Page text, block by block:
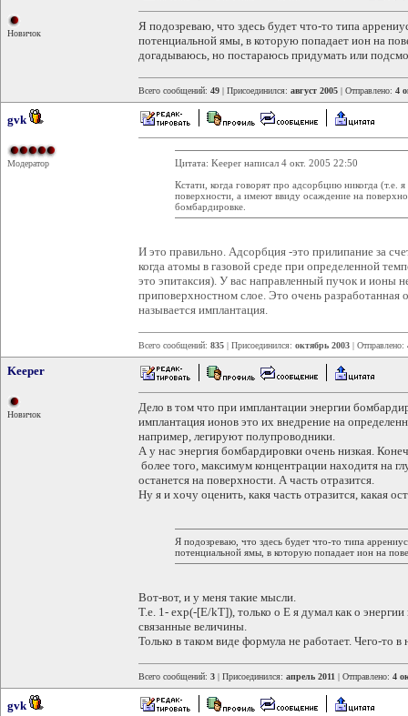
Новичок
Я подозреваю, что здесь будет что-то типа
потенциальной ямы, в которую попадает ион на
догадываюсь, но постараюсь придумать или
Всего сообщений: 49 | Присоединился: август 2005 | Отправлено: 4
gvk
Модератор
Цитата: Keeper написал 4 окт. 2005 22:50
Кстати, когда говорят про адсорбцию никогда (т.е.
поверхности, а имеют ввиду осаждение на
бомбардировке.
И это правильно. Адсорбция -это прилипание за
когда атомы в газовой среде при определенной
это эпитаксия). У вас направленный пучок и ионы
приповерхностном слое. Это очень разработанная
называется имплантация.
Всего сообщений: 835 | Присоединился: октябрь 2003 | Отправлено:
Keeper
Новичок
Дело в том что при имплантации энергии
имплантация ионов это их внедрение на
например, легируют полупроводники.
А у нас энергия бомбардировки очень низкая.
более того, максимум концентрации находитя на
останется на поверхности. А часть отразится.
Ну я и хочу оценить, какя часть отразится, какая
Я подозреваю, что здесь будет что-то типа
потенциальной ямы, в которую попадает ион на
Вот-вот, и у меня такие мысли.
Т.е. 1- exp(-[E/kT]), только о Е я думал как о
связанные величины.
Только в таком виде формула не работает. Чего-то в
Всего сообщений: 3 | Присоединился: апрель 2011 | Отправлено: 4
gvk